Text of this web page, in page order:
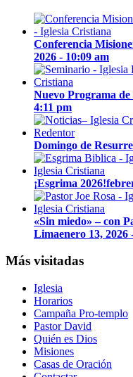
Conferencia
2026 - 10:09 am
Nuevo Programa
4:11 pm
Domingo de
¡Esgrima 2026!
«Sin miedo» – con
Limaenero 13, 2026
Más visitadas
Iglesia
Horarios
Campaña Pro-templo
Pastor David
Quién es Dios
Misiones
Casas de Oración